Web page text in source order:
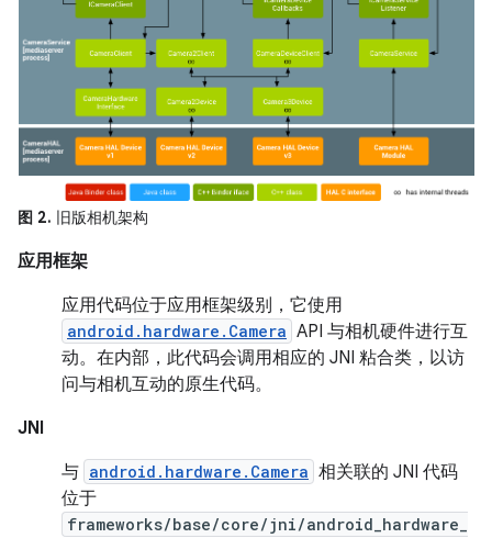
图 2. 旧版相机架构
应用框架
应用代码位于应用框架级别，它使用
android.hardware.Camera API 与相机硬件进行互
动。在内部，此代码会调用相应的 JNI 粘合类，以访
问与相机互动的原生代码。
JNI
与 android.hardware.Camera 相关联的 JNI 代码
位于
frameworks/base/core/jni/android_hardware_